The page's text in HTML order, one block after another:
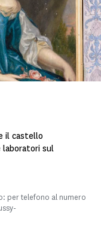
il castello
laboratori sul
per telefono al numero